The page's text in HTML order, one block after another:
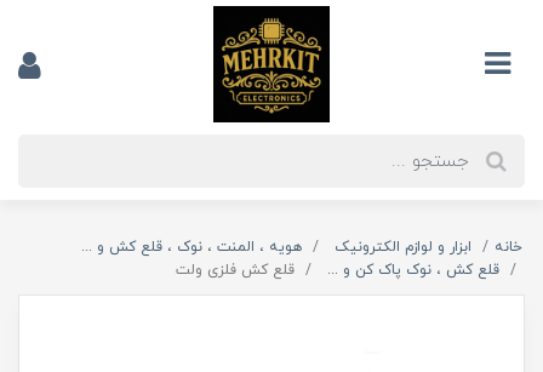
خانه ابزار و لوازم الکترونیک
هویه ، المنت ، نوک ، قلع کش و ...
قلع کش ، نوک پاک کن و ...
قلع کش فلزی ولت